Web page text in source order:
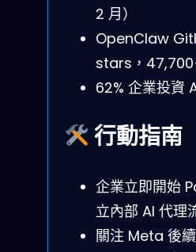
2 月）
OpenClaw
stars，
62% 企業投資
行動指南
企業立即開始
立內部 AI 代理
關注 Meta 後